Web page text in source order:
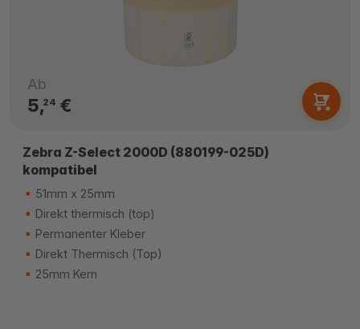
Ab
5,24€
Zebra Z-Select 2000D (880199-025D)
kompatibel
51mm x 25mm
Direkt thermisch (top)
Permanenter Kleber
Direkt Thermisch (Top)
25mm Kern